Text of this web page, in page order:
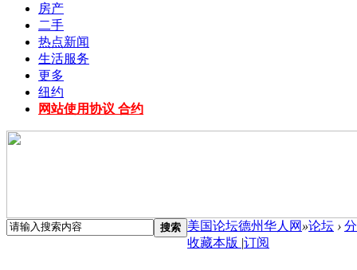
房产
二手
热点新闻
生活服务
更多
纽约
网站使用协议 合约
搜索 美国论坛德州华人网 »论坛 ›
收藏本版 |订阅